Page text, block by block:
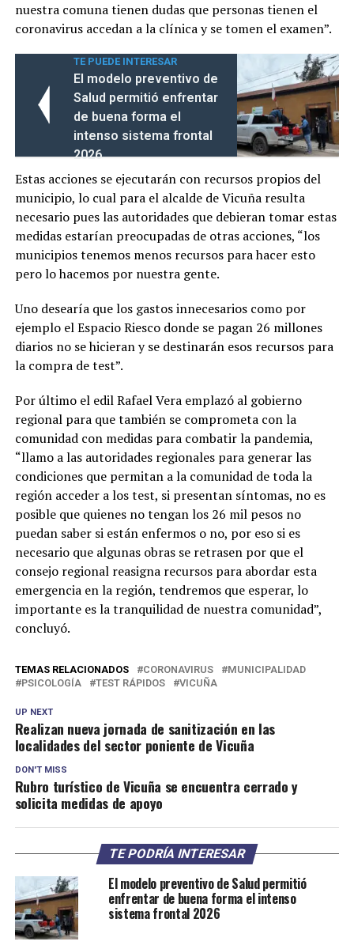
nuestra comuna tienen dudas que personas tienen el
coronavirus accedan a la clínica y se tomen el examen”.
TE PUEDE INTERESAR
El modelo preventivo de
Salud permitió enfrentar
de buena forma el
intenso sistema frontal
2026
Estas acciones se ejecutarán con recursos propios del
municipio, lo cual para el alcalde de Vicuña resulta
necesario pues las autoridades que debieran tomar estas
medidas estarían preocupadas de otras acciones, “los
municipios tenemos menos recursos para hacer esto
pero lo hacemos por nuestra gente.
Uno desearía que los gastos innecesarios como por
ejemplo el Espacio Riesco donde se pagan 26 millones
diarios no se hicieran y se destinarán esos recursos para
la compra de test”.
Por último el edil Rafael Vera emplazó al gobierno
regional para que también se comprometa con la
comunidad con medidas para combatir la pandemia,
“llamo a las autoridades regionales para generar las
condiciones que permitan a la comunidad de toda la
región acceder a los test, si presentan síntomas, no es
posible que quienes no tengan los 26 mil pesos no
puedan saber si están enfermos o no, por eso si es
necesario que algunas obras se retrasen por que el
consejo regional reasigna recursos para abordar esta
emergencia en la región, tendremos que esperar, lo
importante es la tranquilidad de nuestra comunidad”,
concluyó.
TEMAS RELACIONADOS CORONAVIRUS
MUNICIPALIDAD
PSICOLOGÍA
TEST RÁPIDOS VICUÑA
UP NEXT
Realizan nueva jornada de sanitización en las
localidades del sector poniente de Vicuña
DON'T MISS
Rubro turístico de Vicuña se encuentra cerrado y
solicita medidas de apoyo
TE PODRÍA INTERESAR
El modelo preventivo de Salud permitió
enfrentar de buena forma el intenso
sistema frontal 2026